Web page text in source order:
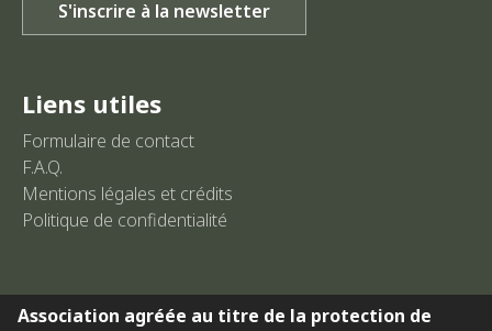
Liens utiles
Formulaire de contact
F.A.Q.
Mentions légales et crédits
Politique de confidentialité
Association agréée au titre de la protection de